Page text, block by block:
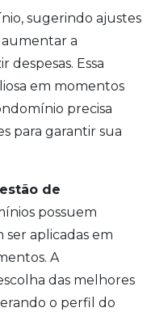
sugerindo ajustes
a
Essa
em momentos
precisa
para garantir sua
de
possuem
ser aplicadas em
A
das melhores
o perfil do